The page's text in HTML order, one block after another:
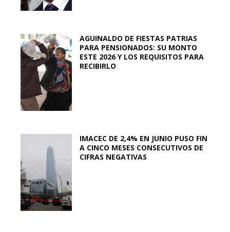
AGUINALDO DE FIESTAS PATRIAS
PARA PENSIONADOS: SU MONTO
ESTE 2026 Y LOS REQUISITOS PARA
RECIBIRLO
IMACEC DE 2,4% EN JUNIO PUSO FIN
A CINCO MESES CONSECUTIVOS DE
CIFRAS NEGATIVAS